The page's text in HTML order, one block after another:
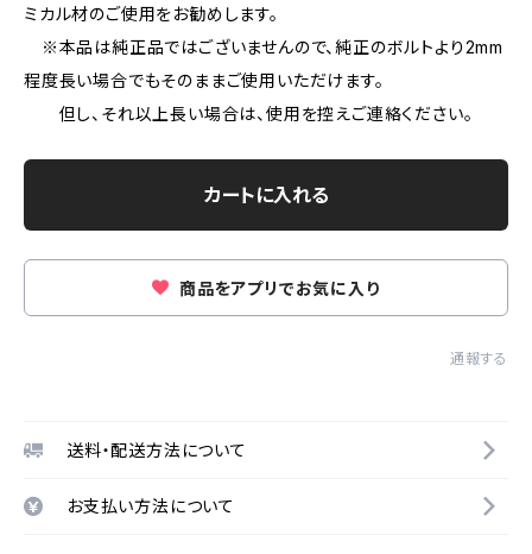
ミカル材のご使用をお勧めします。
※本品は純正品ではございませんので、純正のボルトより2mm
程度長い場合でもそのままご使用いただけます。
但し、それ以上長い場合は、使用を控えご連絡ください。
カートに入れる
商品をアプリでお気に入り
通報する
送料・配送方法について
お支払い方法について